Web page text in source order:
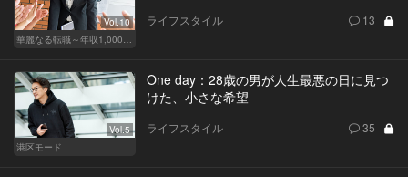
Vol.10
華麗なる転職～年収1,000万超の道～
ライフスタイル 13
Vol.5
港区モード
One day：28歳の男が人生最悪の日に見つ
けた、小さな希望
ライフスタイル 35